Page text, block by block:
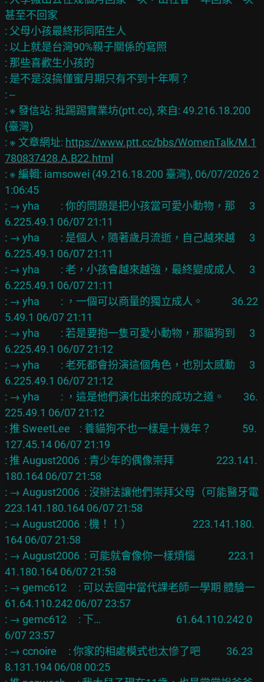
甚至不回家
: 父母小孩最終形同陌生人
: 以上就是台灣90%親子關係的寫照
: 那些喜歡生小孩的
: 是不是沒搞懂蜜月期只有不到十年啊？
: --
: ※ 發信站: 批踢踢實業坊(ptt.cc), 來自: 49.216.18.200
(臺灣)
: ※ 文章網址: https://www.ptt.cc/bbs/WomenTalk/M.1
780837428.A.B22.html
: ※ 編輯: iamsowei (49.216.18.200 臺灣), 06/07/2026 2
1:06:45
: → yha         : 你的問題是把小孩當可愛小動物，那      3
6.225.49.1 06/07 21:11
: → yha         : 是個人，隨著歲月流逝，自己越來越      3
6.225.49.1 06/07 21:11
: → yha         : 老，小孩會越來越強，最終變成成人      3
6.225.49.1 06/07 21:11
: → yha         : ，一個可以商量的獨立成人。            36.22
5.49.1 06/07 21:11
: → yha         : 若是要抱一隻可愛小動物，那貓狗到      3
6.225.49.1 06/07 21:12
: → yha         : 老死都會扮演這個角色，也別太感動      3
6.225.49.1 06/07 21:12
: → yha         : ，這是他們演化出來的成功之道。        36.
225.49.1 06/07 21:12
: 推 SweetLee    : 養貓狗不也一樣是十幾年？             59.
127.45.14 06/07 21:19
: 推 August2006  : 青少年的偶像崇拜                  223.141.
180.164 06/07 21:58
: → August2006  : 沒辦法讓他們崇拜父母（可能醫牙電
223.141.180.164 06/07 21:58
: → August2006  : 機！！）                          223.141.180.
164 06/07 21:58
: → August2006  : 可能就會像你一樣煩惱              223.1
41.180.164 06/07 21:58
: → gemc612     : 可以去國中當代課老師一學期 體驗一
61.64.110.242 06/07 23:57
: → gemc612     : 下…                                61.64.110.242 0
6/07 23:57
: → ccnoire     : 你家的相處模式也太慘了吧           36.23
8.131.194 06/08 00:25